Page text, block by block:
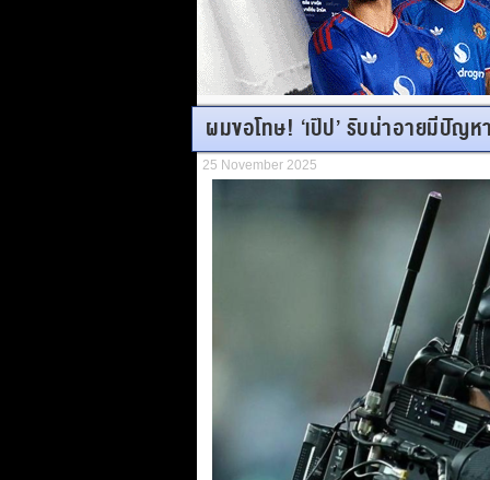
ผมขอโทษ! ‘เป๊ป’ รับน่าอายมีปัญ
25 November 2025